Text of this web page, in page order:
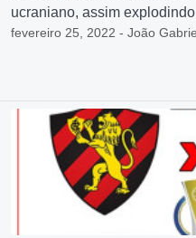
ucraniano, assim
fevereiro 25, 2022 - João